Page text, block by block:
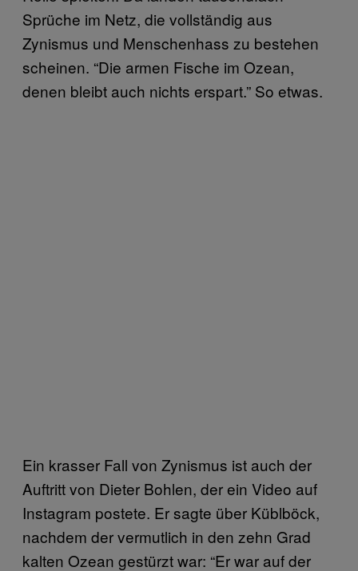
Sprüche im Netz, die vollständig aus
Zynismus und Menschenhass zu bestehen
scheinen. “Die armen Fische im Ozean,
denen bleibt auch nichts erspart.” So etwas.
Ein krasser Fall von Zynismus ist auch der
Auftritt von Dieter Bohlen, der ein Video auf
Instagram postete. Er sagte über Küblböck,
nachdem der vermutlich in den zehn Grad
kalten Ozean gestürzt war: “Er war auf der